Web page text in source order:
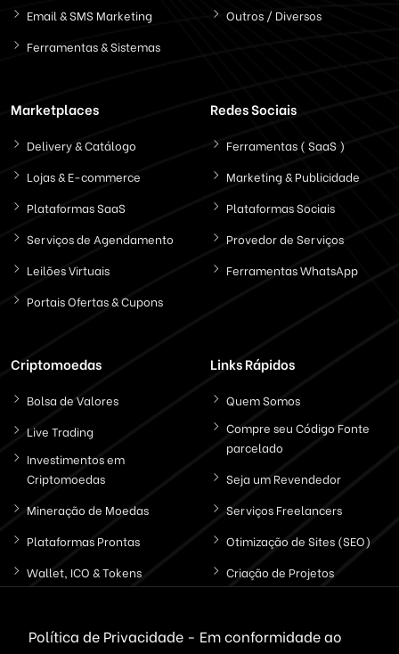
Email & SMS Marketing
Ferramentas & Sistemas
Outros / Diversos
Marketplaces
Delivery & Catálogo
Lojas & E-commerce
Plataformas SaaS
Serviços de Agendamento
Leilões Virtuais
Portais Ofertas & Cupons
Redes Sociais
Ferramentas ( SaaS )
Marketing & Publicidade
Plataformas Sociais
Provedor de Serviços
Ferramentas WhatsApp
Criptomoedas
Bolsa de Valores
Live Trading
Investimentos em
Criptomoedas
Mineração de Moedas
Plataformas Prontas
Wallet, ICO & Tokens
Links Rápidos
Quem Somos
Compre seu Código Fonte
parcelado
Seja um Revendedor
Serviços Freelancers
Otimização de Sites (SEO)
Criação de Projetos
Política de Privacidade - Em conformidade ao